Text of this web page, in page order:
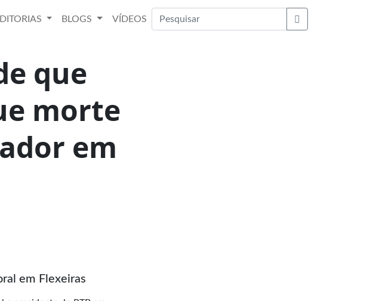
BLOGS
VÍDEOS
Buscar
que
morte
em
em Flexeiras